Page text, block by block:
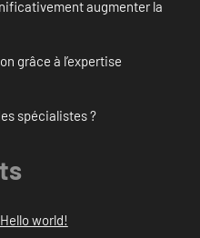
augmenter la
grâce à l’expertise
spécialistes ?
Hello world!